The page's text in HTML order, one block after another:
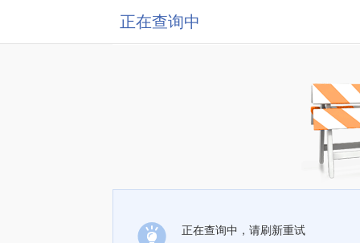
正在查询中
正在查询中，请刷新重试